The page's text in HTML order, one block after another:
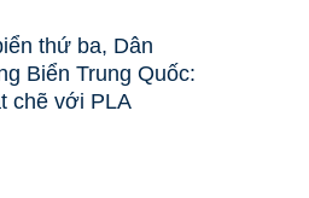
thứ ba, Dân
Biển Trung Quốc:
chẽ với PLA